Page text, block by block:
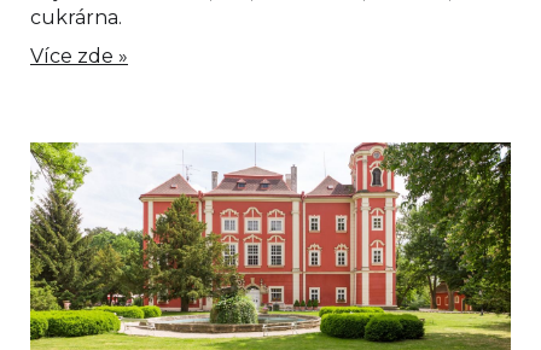
cukrárna.
Více zde »